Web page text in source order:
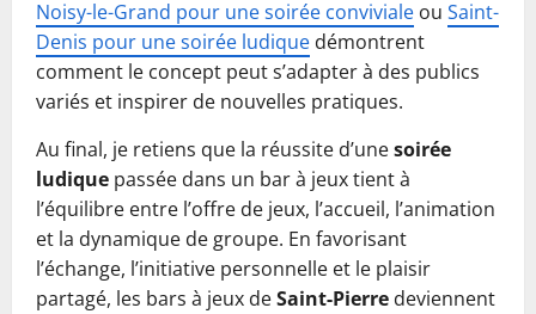
Noisy-le-Grand pour une soirée conviviale ou Saint-
Denis pour une soirée ludique démontrent
comment le concept peut s’adapter à des publics
variés et inspirer de nouvelles pratiques.
Au final, je retiens que la réussite d’unesoirée
ludique passée dans un bar à jeux tient à
l’équilibre entre l’offre de jeux, l’accueil, l’animation
et la dynamique de groupe. En favorisant
l’échange, l’initiative personnelle et le plaisir
partagé, les bars à jeux deSaint-Pierre deviennent